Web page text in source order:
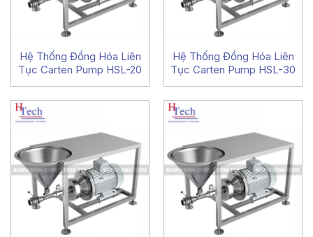
Hệ Thống Đồng Hóa Liên
Tục Carten Pump HSL-20
Hệ Thống Đồng Hóa Liên
Tục Carten Pump HSL-30